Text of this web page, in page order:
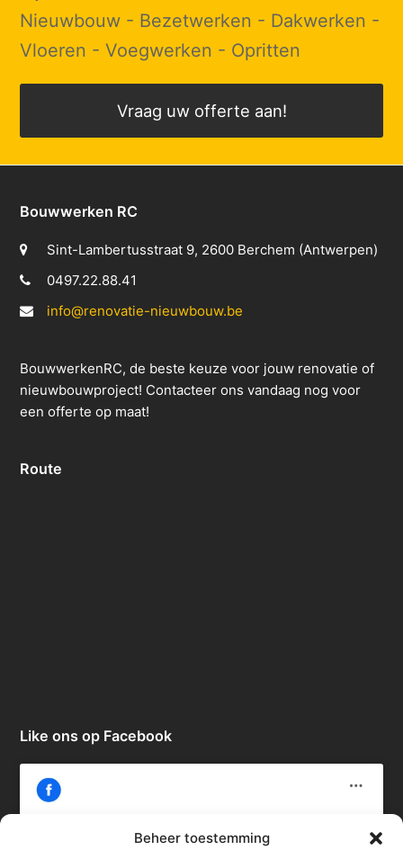
Beheer toestemming
Nieuwbouw - Bezetwerken - Dakwerken -
Vloeren - Voegwerken - Opritten
Vraag uw offerte aan!
Bouwwerken RC
Sint-Lambertusstraat 9, 2600 Berchem (Antwerpen)
0497.22.88.41
info@renovatie-nieuwbouw.be
BouwwerkenRC, de beste keuze voor jouw renovatie of
nieuwbouwproject! Contacteer ons vandaag nog voor
een offerte op maat!
Route
Like ons op Facebook